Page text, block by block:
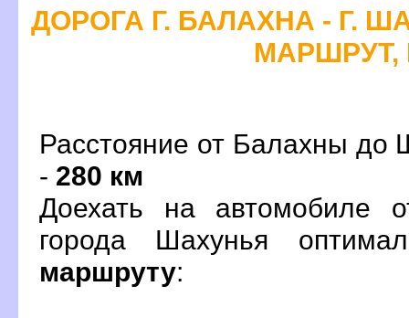
ДОРОГА Г. БАЛАХНА - Г.
МАРШРУТ,
Расстояние от Балахны до
- 280 км
Доехать на автомобиле
орода Шахунья
маршруту: